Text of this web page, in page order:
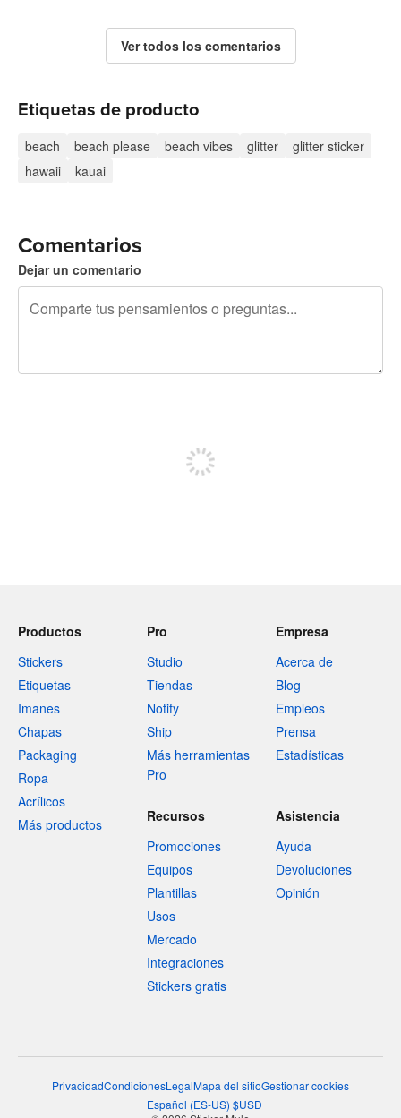
Ver todos los comentarios
Etiquetas de producto
beach beach please beach vibes glitter
glitter sticker
hawaii
kauai
Comentarios
Dejar un comentario
Productos
Stickers
Etiquetas
Imanes
Chapas
Packaging
Ropa
Acrílicos
Más productos
Pro
Studio
Tiendas
Notify
Ship
Más herramientas
Pro
Empresa
Acerca de
Blog
Empleos
Prensa
Estadísticas
Recursos
Promociones
Equipos
Plantillas
Usos
Mercado
Integraciones
Stickers gratis
Asistencia
Ayuda
Devoluciones
Opinión
PrivacidadCondicionesLegalMapa del sitioGestionar cookies
Español (ES-US) $USD